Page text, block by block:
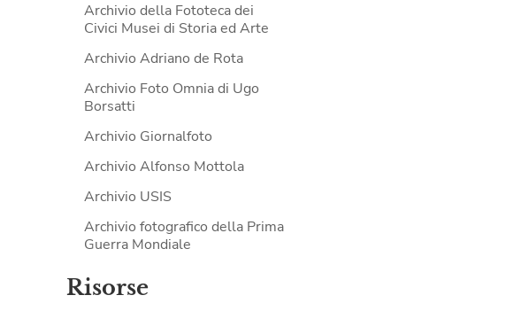
Archivio della Fototeca dei
Civici Musei di Storia ed Arte
Archivio Adriano de Rota
Archivio Foto Omnia di Ugo
Borsatti
Archivio Giornalfoto
Archivio Alfonso Mottola
Archivio USIS
Archivio fotografico della Prima
Guerra Mondiale
Risorse